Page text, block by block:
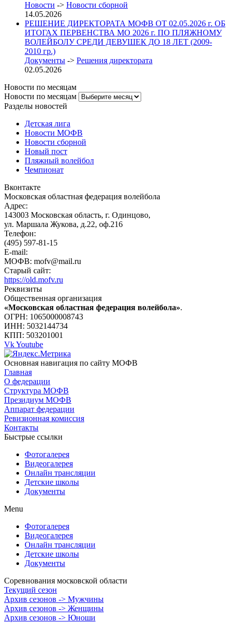
Новости -> Новости сборной
14.05.2026
РЕШЕНИЕ ДИРЕКТОРАТА МОФВ ОТ 02.05.2026 г. ОБ
ИТОГАХ ПЕРВЕНСТВА МО 2026 г. ПО ПЛЯЖНОМУ
ВОЛЕЙБОЛУ СРЕДИ ДЕВУШЕК ДО 18 ЛЕТ (2009-
2010 гр.)
Документы -> Решения директората
02.05.2026
Новости по месяцам
Новости по месяцам
Разделы новостей
Детская лига
Новости МОФВ
Новости сборной
Новый пост
Пляжный волейбол
Чемпионат
Вконтакте
Московская областная федерация волейбола
Адрес:
143003 Московская область, г. Одинцово,
ул. Маршала Жукова, д.22, оф.216
Телефон:
(495) 597-81-15
E-mail:
МОФВ: mofv@mail.ru
Старый сайт:
https://old.mofv.ru
Реквизиты
Общественная организация
«Московская областная федерация волейбола».
ОГРН: 1065000008743
ИНН: 5032144734
КПП: 503201001
VkYoutube
Основная навигация по сайту МОФВ
Главная
О федерации
Структура МОФВ
Президиум МОФВ
Аппарат федерации
Ревизионная комиссия
Контакты
Быстрые ссылки
Фотогалерея
Видеогалерея
Онлайн трансляции
Детские школы
Документы
Menu
Фотогалерея
Видеогалерея
Онлайн трансляции
Детские школы
Документы
Соревнования московской области
Текущий сезон
Архив сезонов -> Мужчины
Архив сезонов -> Женщины
Архив сезонов -> Юноши